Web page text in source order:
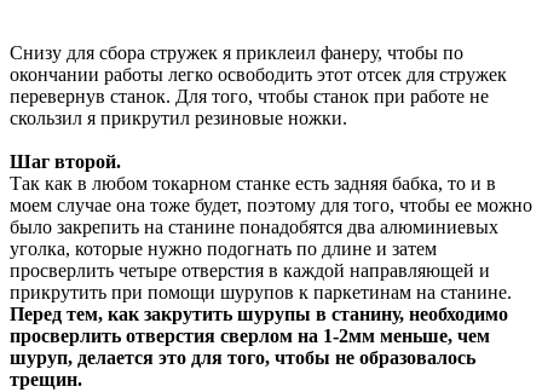
Снизу для сбора стружек я приклеил фанеру, чтобы по
окончании работы легко освободить этот отсек для стружек
перевернув станок. Для того, чтобы станок при работе не
скользил я прикрутил резиновые ножки.
Шаг второй.
Так как в любом токарном станке есть задняя бабка, то и в
моем случае она тоже будет, поэтому для того, чтобы ее можно
было закрепить на станине понадобятся два алюминиевых
уголка, которые нужно подогнать по длине и затем
просверлить четыре отверстия в каждой направляющей и
прикрутить при помощи шурупов к паркетинам на станине.
Перед тем, как закрутить шурупы в станину, необходимо
просверлить отверстия сверлом на 1-2мм меньше, чем
шуруп, делается это для того, чтобы не образовалось
трещин.